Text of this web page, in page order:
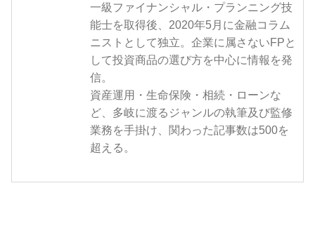
一級ファイナンシャル・プランニング技
能士を取得後、2020年5月に金融コラム
ニストとして独立。企業に属さないFPと
して投資商品の選び方を中心に情報を発
信。
資産運用・生命保険・相続・ローンな
ど、多岐に渡るジャンルの執筆及び監修
業務を手掛け、関わった記事数は500を
超える。